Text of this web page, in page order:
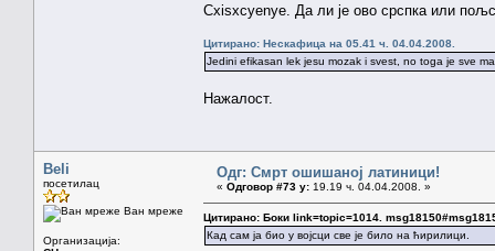
Cxisxcyenye. Да ли је ово срспка или
Цитирано: Нескафица на 05.41 ч. 04.04.2008.
Jedini efikasan lek jesu mozak i svest, no toga je sve
Нажалост.
Beli
посетилац
Ван мреже
Организација:
Одг: Смрт ошишаној латиници!
« Одговор #73 у: 19.19 ч. 04.04.2008. »
Цитирано: Боки link=topic=1014.
Кад сам ја био у војсци све је било на ћирилици.